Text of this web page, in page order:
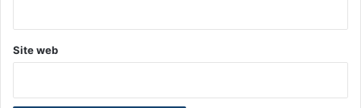
Site web